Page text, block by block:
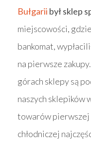
Bułgarii był sklep
miejscowości,
bankomat,
na pierwsze
górach sklepy są
naszych sklepików
towarów pierwszej
chłodniczej